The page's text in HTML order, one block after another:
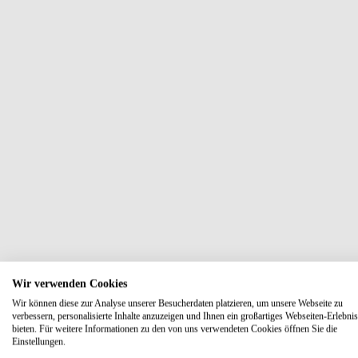
Wir verwenden Cookies
Wir können diese zur Analyse unserer Besucherdaten platzieren, um unsere Webseite zu
verbessern, personalisierte Inhalte anzuzeigen und Ihnen ein großartiges Webseiten-
bieten. Für weitere Informationen zu den von uns verwendeten Cookies öffnen Sie die
Einstellungen.